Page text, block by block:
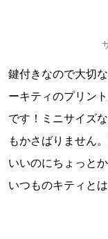
鍵付きなので大切
ーキティのプリン
です！ミニサイズ
もかさばりません
いいのにちょっと
いつものキティと